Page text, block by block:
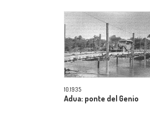
10.1935
Adua: ponte del Genio